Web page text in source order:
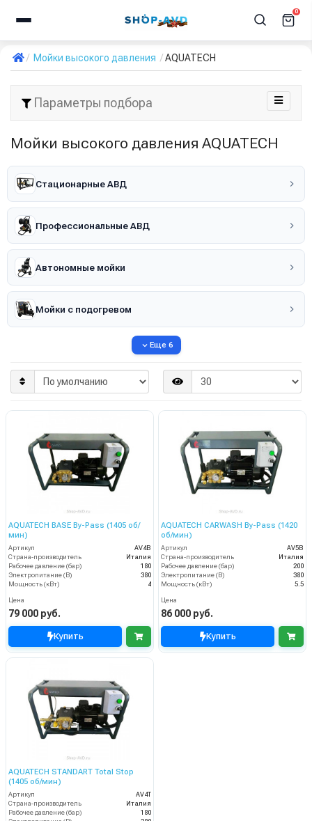
0
Мойки высокого давления AQUATECH
Параметры подбора
Мойки высокого давления AQUATECH
Стационарные АВД
Профессиональные АВД
Автономные мойки
Мойки с подогревом
Еще 6
AQUATECH BASE By-Pass (1405 об/
мин)
Артикул
AV4B
Страна-производитель
Италия
Рабочее давление (бар)
180
Электропитание (В)
380
Мощность (кВт)
4
Цена
79 000 руб.
Купить
AQUATECH CARWASH By-Pass (1420
об/мин)
Артикул
AV5B
Страна-производитель
Италия
Рабочее давление (бар)
200
Электропитание (В)
380
Мощность (кВт)
5.5
Цена
86 000 руб.
Купить
AQUATECH STANDART Total Stop
(1405 об/мин)
Артикул
AV4T
Страна-производитель
Италия
Рабочее давление (бар)
180